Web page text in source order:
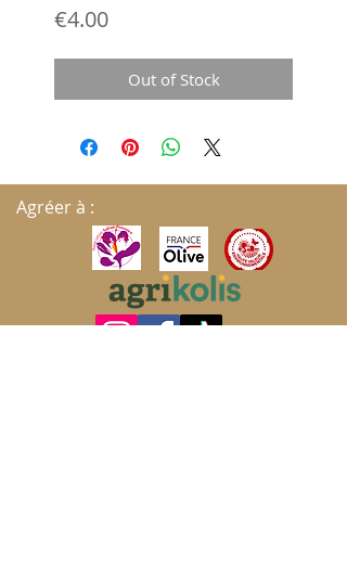
€4.00Price
Out of Stock
Agréer à :